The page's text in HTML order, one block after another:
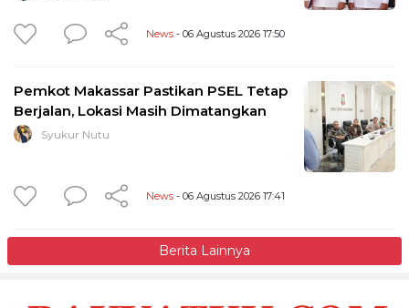
News - 06 Agustus 2026 17:50
Pemkot Makassar Pastikan PSEL Tetap
Berjalan, Lokasi Masih Dimatangkan
Syukur Nutu
News - 06 Agustus 2026 17:41
Berita Lainnya